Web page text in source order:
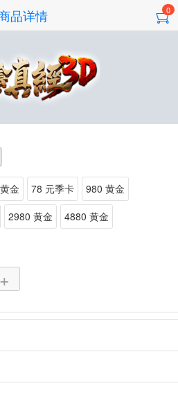
品详情 0
金 78 元季卡
980 黄金
2980 黄金
4880 黄金
+